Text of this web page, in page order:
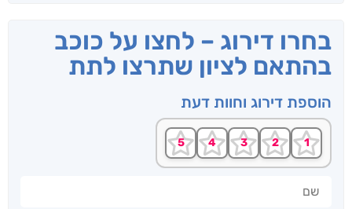
בחרו דירוג – לחצו על כוכב
בהתאם לציון שתרצו לתת
הוספת דירוג וחוות דעת